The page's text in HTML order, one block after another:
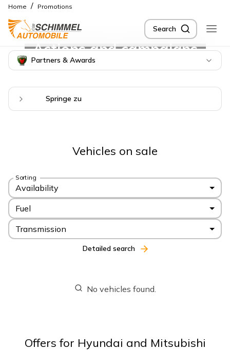
Home / Promotions
Search
Actions and campaigns
Partners & Awards
Springe zu
Vehicles on sale
Sorting
Availability
Fuel
Transmission
Detailed search
No vehicles found.
Offers for Hyundai and Mitsubishi